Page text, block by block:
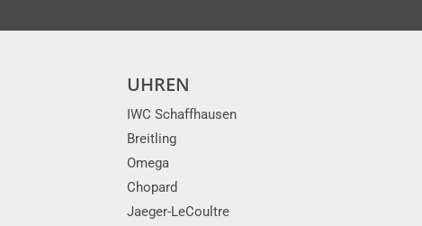
UHREN
IWC Schaffhausen
Breitling
Omega
Chopard
Jaeger-LeCoultre